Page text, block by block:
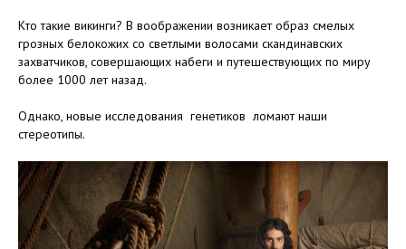
Кто такие викинги? В воображении возникает образ смелых
грозных белокожих со светлыми волосами скандинавских
захватчиков, совершающих набеги и путешествующих по миру
более 1000 лет назад.
Однако, новые исследования генетиков ломают наши
стереотипы.